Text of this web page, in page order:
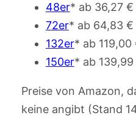
48er* ab 36,27 €
72er* ab 64,83 €
132er* ab 119,00
150er* ab 139,99
Preise von Amazon,
keine angibt (Stand